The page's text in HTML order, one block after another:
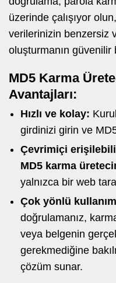
üzerinde çalışıyor
verilerinizin benzersiz
oluşturmanın güvenilir
MD5 Karma
Avantajları:
Hızlı ve kolay:
girdinizi girin ve
Çevrimiçi
MD5 karma
yalnızca bir web
Çok yönlü
doğrulamanız,
veya belgenin
gerekmediğine
çözüm sunar.